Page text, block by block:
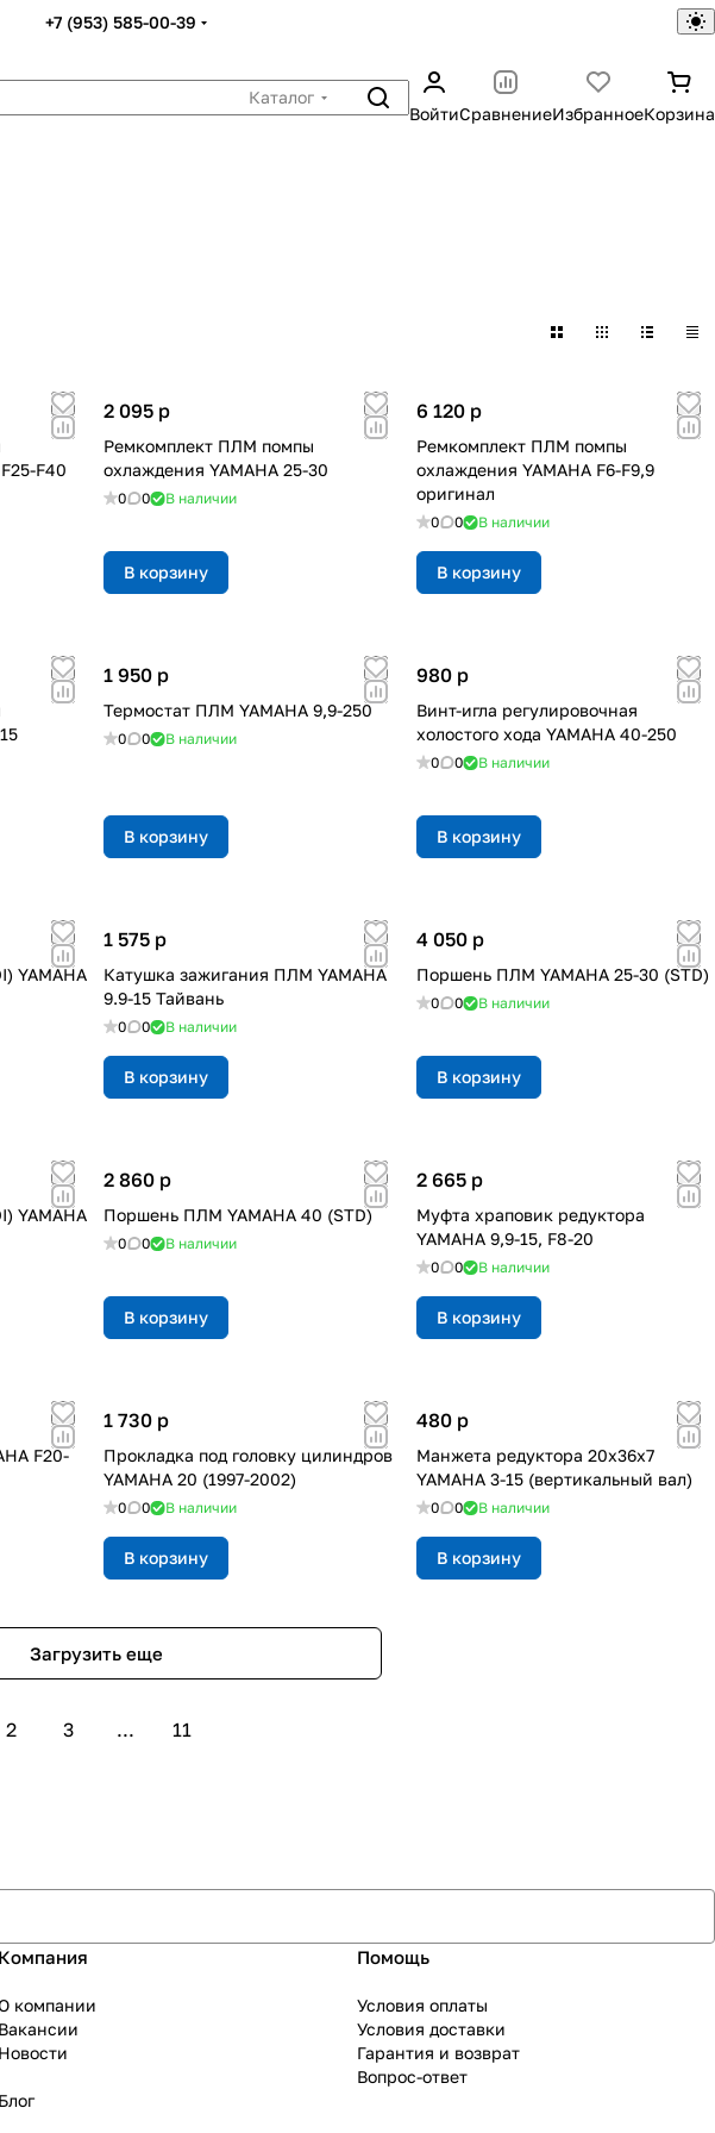
+7 (953) 585-00-39
Каталог
ВойтиСравнениеИзбранноеКорзина
F40
2 095 p
Ремкомплект ПЛМ помпы
охлаждения YAMAHA 25-30
0 0 В наличии
В корзину
6 120 p
Ремкомплект ПЛМ помпы
охлаждения YAMAHA F6-F9,9
оригинал
0 0 В наличии
В корзину
1 950 p
Термостат ПЛМ YAMAHA 9,9-250
0 0 В наличии
В корзину
980 p
Винт-игла регулировочная
холостого хода YAMAHA 40-250
0 0 В наличии
В корзину
YAMAHA
1 575 p
Катушка зажигания ПЛМ YAMAHA
9.9-15 Тайвань
0 0 В наличии
В корзину
4 050 p
Поршень ПЛМ YAMAHA 25-30 (STD)
0 0 В наличии
В корзину
YAMAHA
2 860 p
Поршень ПЛМ YAMAHA 40 (STD)
0 0 В наличии
В корзину
2 665 p
Муфта храповик редуктора
YAMAHA 9,9-15, F8-20
0 0 В наличии
В корзину
F20-
1 730 p
Прокладка под головку цилиндров
YAMAHA 20 (1997-2002)
0 0 В наличии
В корзину
480 p
Манжета редуктора 20х36х7
YAMAHA 3-15 (вертикальный вал)
0 0 В наличии
В корзину
Загрузить еще
2 3 ... 11
Компания
компании
Вакансии
Новости
Блог
Помощь
Условия оплаты
Условия доставки
Гарантия и возврат
Вопрос-ответ